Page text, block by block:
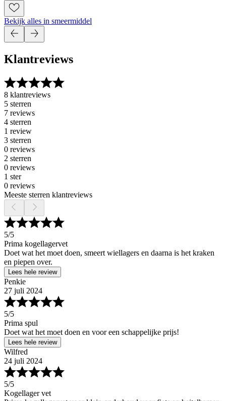
Bekijk alles in smeermiddel
Klantreviews
8 klantreviews
5 sterren
7 reviews
4 sterren
1 review
3 sterren
0 reviews
2 sterren
0 reviews
1 ster
0 reviews
Meeste sterren klantreviews
5/5
Prima kogellagervet
Doet wat het moet doen, smeert wiellagers en daarna is het kraken
en piepen over.
Lees hele review
Penkie
27 juli 2024
5/5
Prima spul
Doet wat het moet doen en voor een schappelijke prijs!
Lees hele review
Wilfred
24 juli 2024
5/5
Kogellager vet